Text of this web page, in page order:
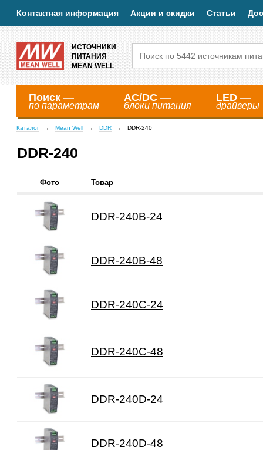
Контактная информация Акции и скидки Статьи
ИСТОЧНИКИ
ПИТАНИЯ
MEAN WELL
Поиск —
по параметрам
AC/DC —
блоки питания
LED —
драйверы
Каталог Mean Well DDR DDR-240
DDR-240
Фото Товар
DDR-240B-24
DDR-240B-48
DDR-240C-24
DDR-240C-48
DDR-240D-24
DDR-240D-48